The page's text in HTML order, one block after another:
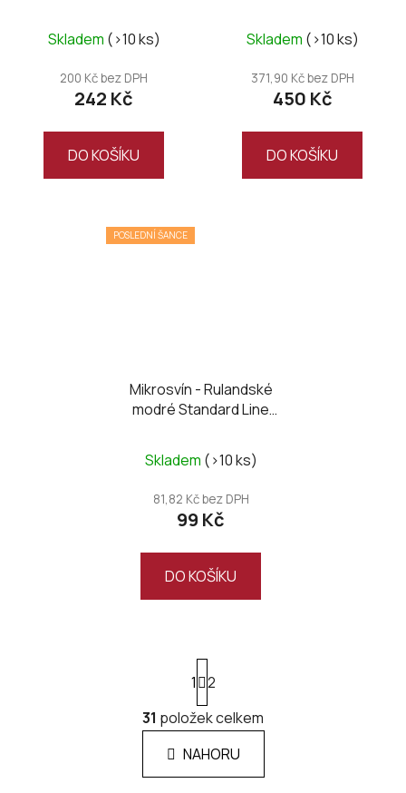
Skladem (>10 ks)
200 Kč bez DPH
242 Kč
DO KOŠÍKU
Skladem (>10 ks)
371,90 Kč bez DPH
450 Kč
DO KOŠÍKU
POSLEDNÍ ŠANCE
Mikrosvín - Rulandské
modré Standard Line
Skladem (>10 ks)
81,82 Kč bez DPH
99 Kč
DO KOŠÍKU
O
v
l
S
t
r
á
n
k
1
2
31 položek celkem
NAHORU